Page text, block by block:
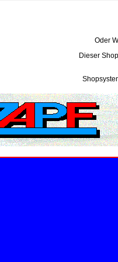
Oder
Dieser